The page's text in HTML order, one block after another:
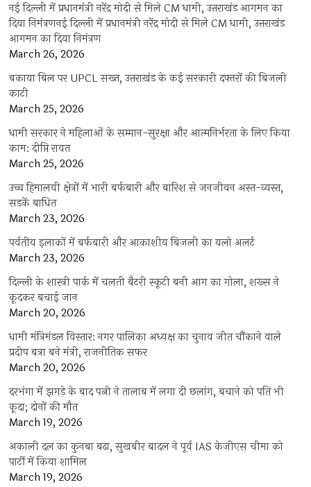
नई दिल्ली में प्रधानमंत्री नरेंद्र मोदी से मिले CM धामी, उत्तराखंड आगमन का
दिया निमंत्रणनई दिल्ली में प्रधानमंत्री नरेंद्र मोदी से मिले CM धामी, उत्तराखंड
आगमन का दिया निमंत्रण
March 26, 2026
बकाया बिल पर UPCL सख्त, उत्तराखंड के कई सरकारी दफ्तरों की बिजली
काटी
March 25, 2026
धामी सरकार ने महिलाओं के सम्मान-सुरक्षा और आत्मनिर्भरता के लिए किया
काम: दीप्ति रावत
March 25, 2026
उच्च हिमालयी क्षेत्रों में भारी बर्फबारी और बारिश से जनजीवन अस्त-व्यस्त,
सड़कें बाधित
March 23, 2026
पर्वतीय इलाकों में बर्फबारी और आकाशीय बिजली का यलो अलर्ट
March 23, 2026
दिल्ली के शास्त्री पार्क में चलती बैटरी स्कूटी बनी आग का गोला, शख्स ने
कूदकर बचाई जान
March 20, 2026
धामी मंत्रिमंडल विस्तार: नगर पालिका अध्यक्ष का चुनाव जीत चौंकाने वाले
प्रदीप बत्रा बने मंत्री, राजनीतिक सफर
March 20, 2026
दरभंगा में झगड़े के बाद पत्नी ने तालाब में लगा दी छलांग, बचाने को पति भी
कूदा; दोनों की मौत
March 19, 2026
अकाली दल का कुनबा बढ़ा, सुखबीर बादल ने पूर्व IAS केजीएस चीमा को
पार्टी में किया शामिल
March 19, 2026